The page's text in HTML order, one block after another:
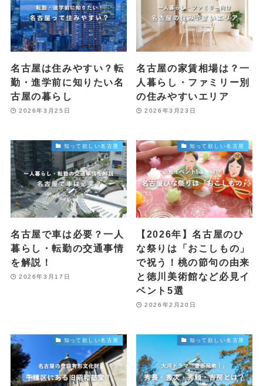
名古屋は住みやすい？転
勤・進学前に知りたい名
古屋の暮らし
2026年3月25日
名古屋の家賃相場は？一
人暮らし・ファミリー別
の住みやすいエリア
2026年3月23日
知って欲しい名古屋
名古屋で車は必要？一人
暮らし・転勤の交通事情
を解説！
2026年3月17日
知って欲しい名古屋
【2026年】名古屋のひ
な祭りは「おこしもの」
で祝う！桃の節句の由来
と徳川美術館など必見イ
ベント5選
2026年2月20日
知って欲しい名古屋 知って欲しい名古屋